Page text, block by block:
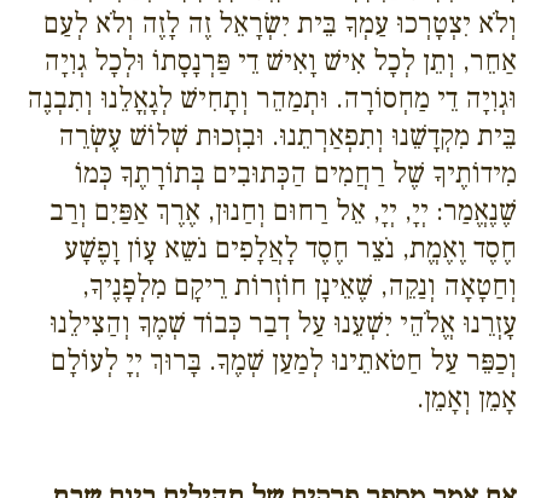
וְלֹא יִצְטָרְכוּ עַמְךָ בֵּית יִשְׂרָאֵל זֶה לָזֶה וְלֹא לְעַם
אַחֵר, וְתֵן לְכָל אִישׁ וָאִישׁ דֵי פַּרְנָסָתוֹ וּלְכָל גְוִיָה
וּגְוִיָה דֵי מַחְסוֹרָה. וּתְמַהֵר וְתָחִישׁ לְגָאֳלֵנוּ וְתִבְנֶה
בֵּית מִקְדָשֵׁנוּ וְתִפְאַרְתֵנוּ. וּבִזְכוּת שְׁלוֹשׁ עֶשְׂרֵה
מִידוֹתֶיךָ שֶׁל רַחֲמִים הַכְּתוּבִים בְּתוֹרָתֶךָ כְּמוֹ
שֶׁנֶאֱמַר: יְיָ, יְיָ, אֵל רַחוּם וְחַנוּן, אֶרֶךְ אַפַּיִם וְרַב
חֶסֶד וֶאֶמֱת, נֹצֵר חֶסֶד לָאֲלָפִים נֹשֵא עָוֹן וָפֶשָׁע
וְחַטָאָה וְנַקֵה, שֶׁאֵינָן חוֹזְרוֹת רֵיקָם מִלְפָנֶיךָ,
עָזְרֵנוּ אֱלֹהֵי יִשְׁעֵנוּ עַל דְבַר כְּבוֹד שְׁמֶךָ וְהַצִילֵנוּ
וְכַפֵּר עַל חַטֹאתֵינוּ לְמַעַן שְׁמֶךָ. בָּרוּךְ יְיָ לְעוֹלָם
אָמֵן וְאָמֵן.